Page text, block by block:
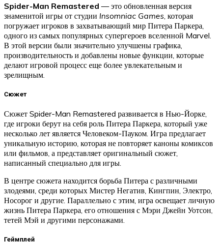
Spider-Man Remastered — это обновленная версия
знаменитой игры от студии Insomniac Games , которая
погружает игроков в захватывающий мир Питера Паркера,
одного из самых популярных супергероев вселенной Marvel.
В этой версии были значительно улучшены графика,
производительность и добавлены новые функции, которые
делают игровой процесс еще более увлекательным и
зрелищным.
Сюжет
Сюжет Spider-Man Remastered развивается в Нью-Йорке,
где игроки берут на себя роль Питера Паркера, который уже
несколько лет является Человеком-Пауком. Игра предлагает
уникальную историю, которая не повторяет каноны комиксов
или фильмов, а представляет оригинальный сюжет,
написанный специально для игры.
В центре сюжета находится борьба Питера с различными
злодеями, среди которых Мистер Негатив, Кингпин, Электро,
Носорог и другие. Параллельно с этим, игра освещает личную
жизнь Питера Паркера, его отношения с Мэри Джейн Уотсон,
тетей Мэй и другими персонажами.
Геймплей